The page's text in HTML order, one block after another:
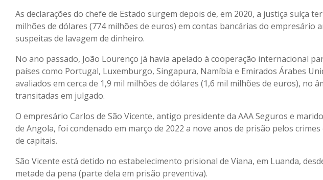
As declarações do chefe de Estado surgem depois de, em 2020, a justiça suíça
milhões de dólares (774 milhões de euros) em contas bancárias do empresário
suspeitas de lavagem de dinheiro.
No ano passado, João Lourenço já havia apelado à cooperação internacional
países como Portugal, Luxemburgo, Singapura, Namíbia e Emirados Árabes
avaliados em cerca de 1,9 mil milhões de dólares (1,6 mil milhões de euros), no
transitadas em julgado.
O empresário Carlos de São Vicente, antigo presidente da AAA Seguros e
de Angola, foi condenado em março de 2022 a nove anos de prisão pelos
de capitais.
São Vicente está detido no estabelecimento prisional de Viana, em Luanda,
metade da pena (parte dela em prisão preventiva).